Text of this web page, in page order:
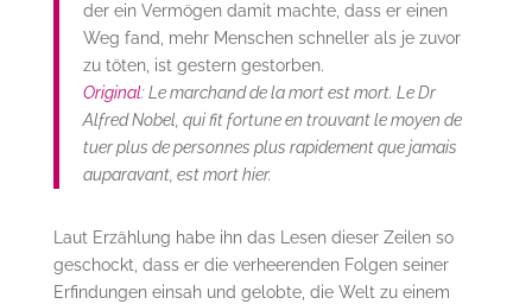
der ein Vermögen damit machte, dass er einen
Weg fand, mehr Menschen schneller als je zuvor
zu töten, ist gestern gestorben.
Original: Le marchand de la mort est mort. Le Dr
Alfred Nobel, qui fit fortune en trouvant le moyen de
tuer plus de personnes plus rapidement que jamais
auparavant, est mort hier.
Laut Erzählung habe ihn das Lesen dieser Zeilen so
geschockt, dass er die verheerenden Folgen seiner
Erfindungen einsah und gelobte, die Welt zu einem